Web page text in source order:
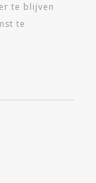
te blijven
te